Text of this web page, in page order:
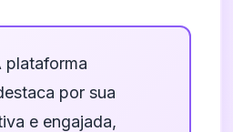
plataforma
por sua
e engajada,